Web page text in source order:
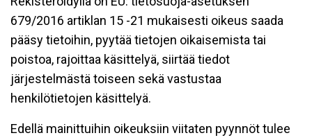
679/2016 artiklan 15 -21 mukaisesti oikeus saada
pääsy tietoihin, pyytää tietojen oikaisemista tai
poistoa, rajoittaa käsittelyä, siirtää tiedot
järjestelmästä toiseen sekä vastustaa
henkilötietojen käsittelyä.
Edellä mainittuihin oikeuksiin viitaten pyynnöt tulee